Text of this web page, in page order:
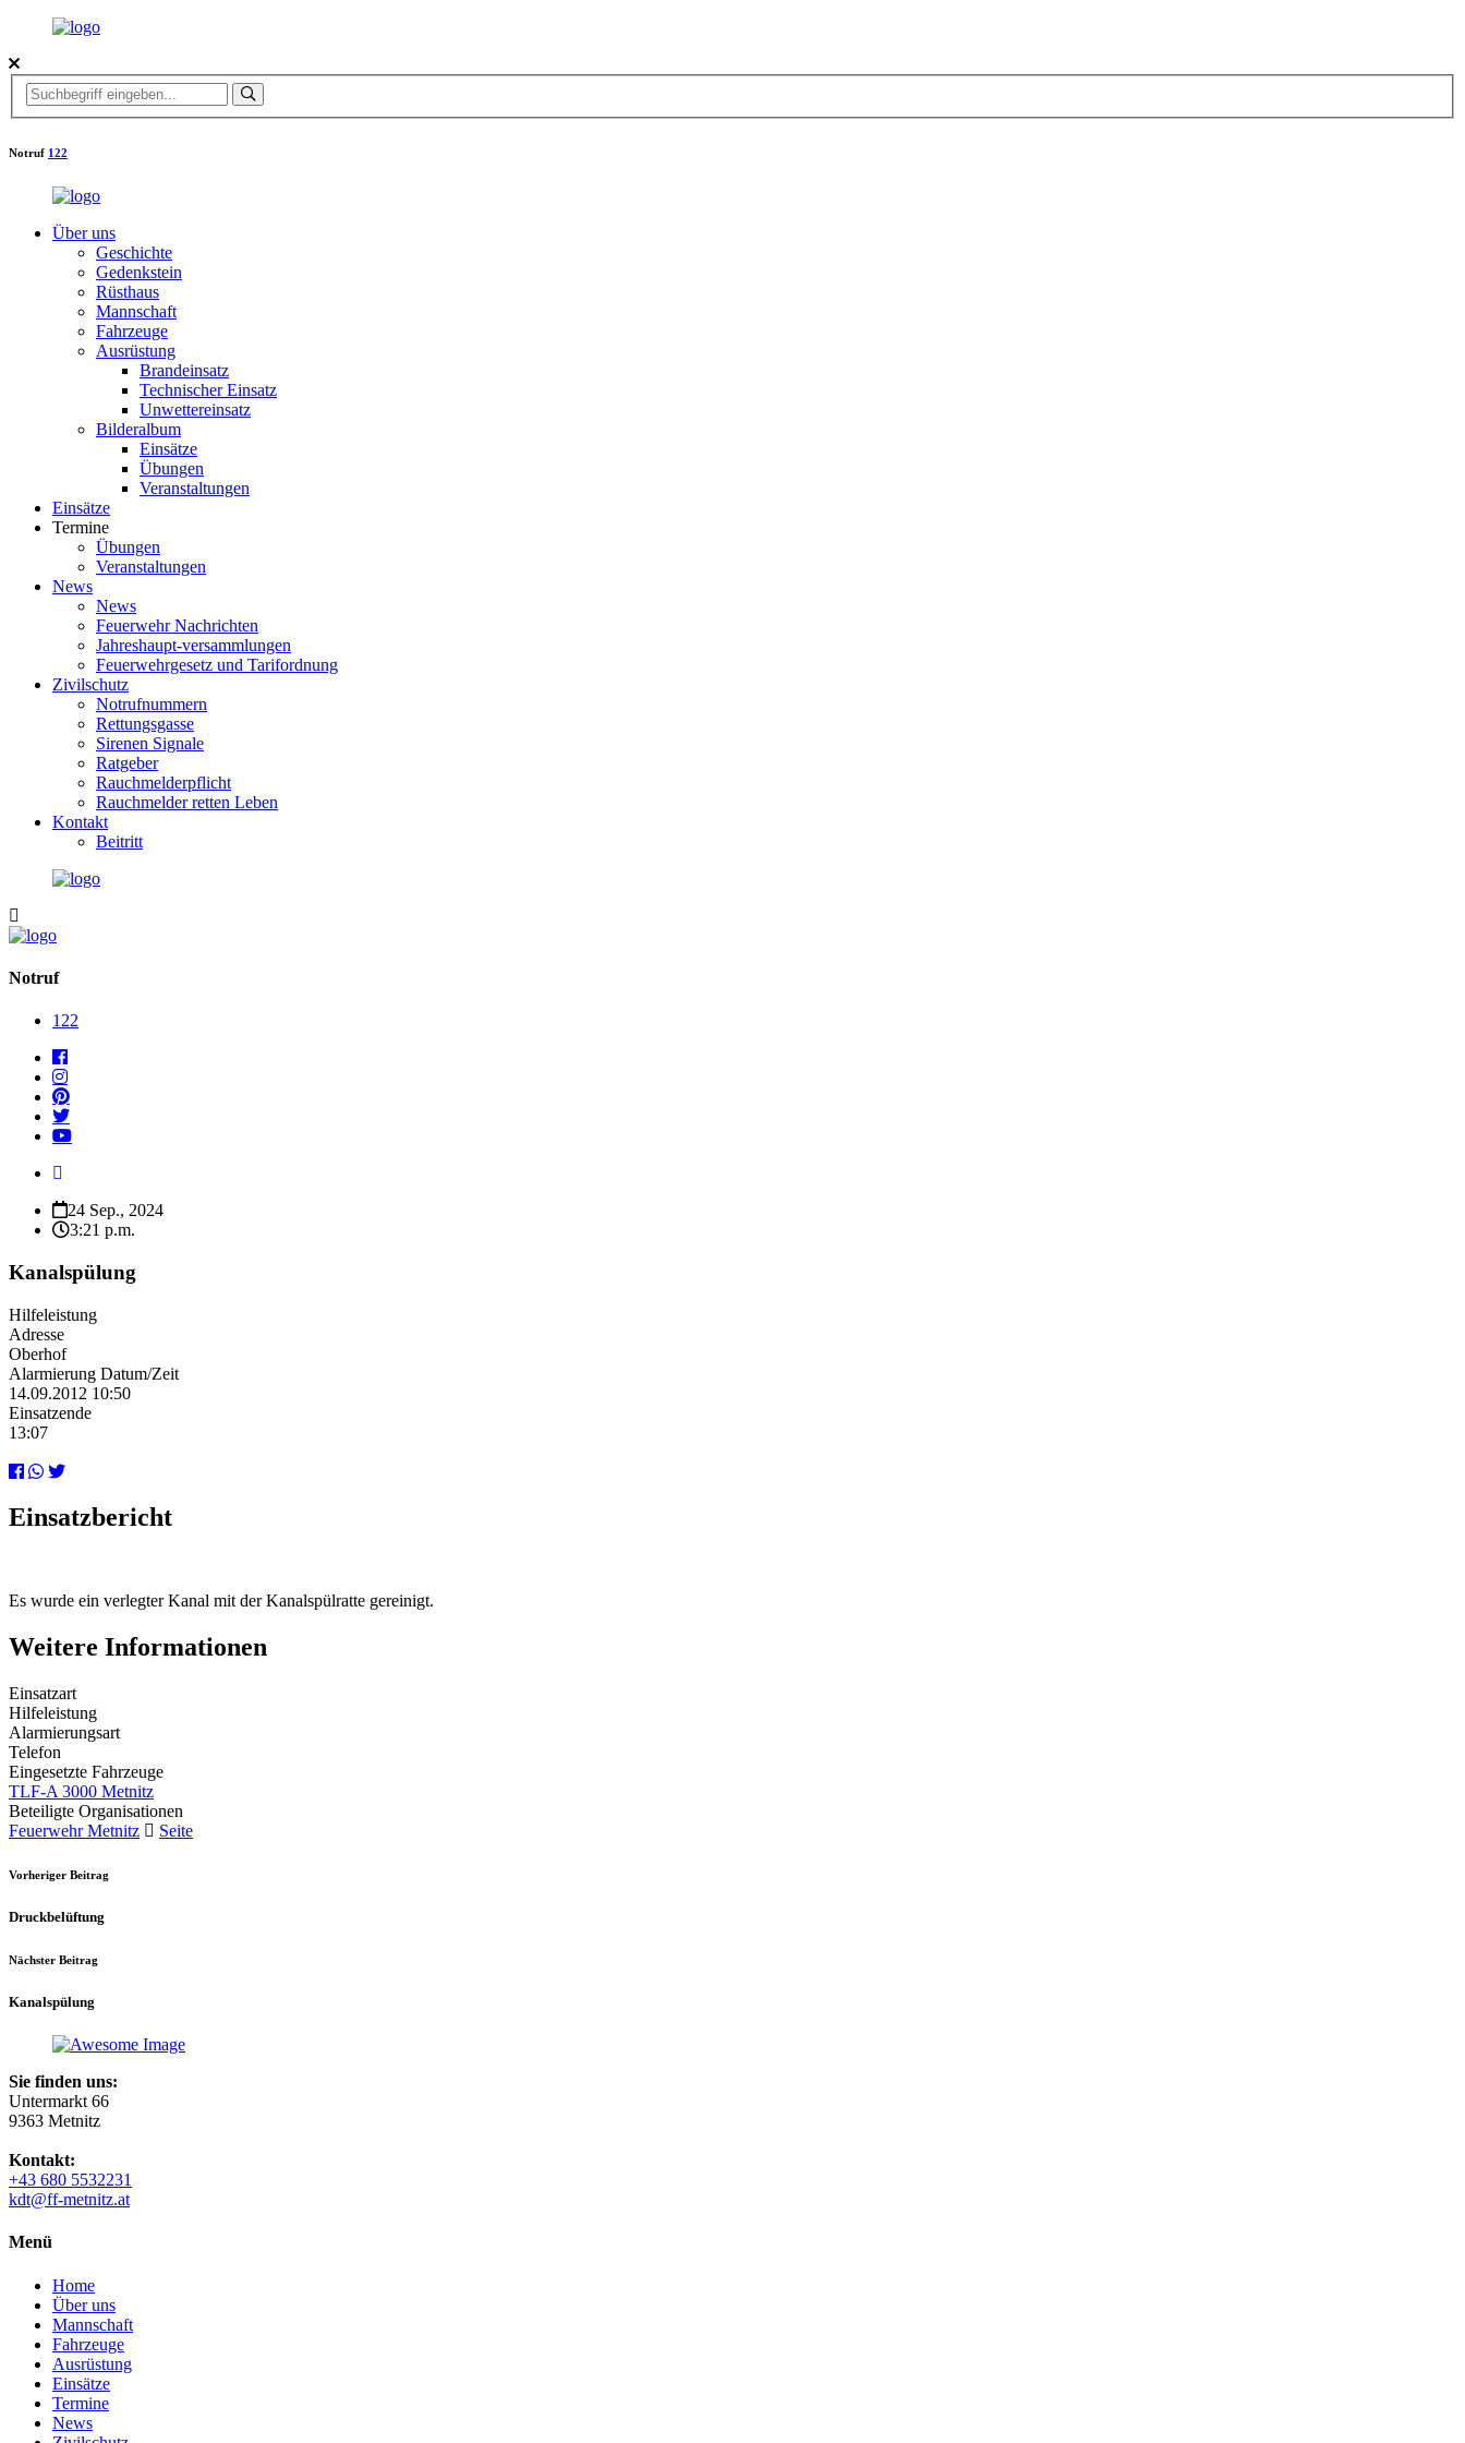
Notruf 122
Über uns
Geschichte
Gedenkstein
Rüsthaus
Mannschaft
Fahrzeuge
Ausrüstung
Brandeinsatz
Technischer Einsatz
Unwettereinsatz
Bilderalbum
Einsätze
Übungen
Veranstaltungen
Einsätze
Termine
Übungen
Veranstaltungen
News
News
Feuerwehr Nachrichten
Jahreshaupt-versammlungen
Feuerwehrgesetz und Tarifordnung
Zivilschutz
Notrufnummern
Rettungsgasse
Sirenen Signale
Ratgeber
Rauchmelderpflicht
Rauchmelder retten Leben
Kontakt
Beitritt
Notruf
122
24 Sep., 2024
3:21 p.m.
Kanalspülung
Hilfeleistung
Adresse
Oberhof
Alarmierung Datum/Zeit
14.09.2012 10:50
Einsatzende
13:07
Einsatzbericht
Es wurde ein verlegter Kanal mit der Kanalspülratte gereinigt.
Weitere Informationen
Einsatzart
Hilfeleistung
Alarmierungsart
Telefon
Eingesetzte Fahrzeuge
TLF-A 3000 Metnitz
Beteiligte Organisationen
Feuerwehr Metnitz
Seite
Vorheriger Beitrag
Druckbelüftung
Nächster Beitrag
Kanalspülung
Sie finden uns:
Untermarkt 66
9363 Metnitz
Kontakt:
+43 680 5532231
kdt@ff-metnitz.at
Menü
Home
Über uns
Mannschaft
Fahrzeuge
Ausrüstung
Einsätze
Termine
News